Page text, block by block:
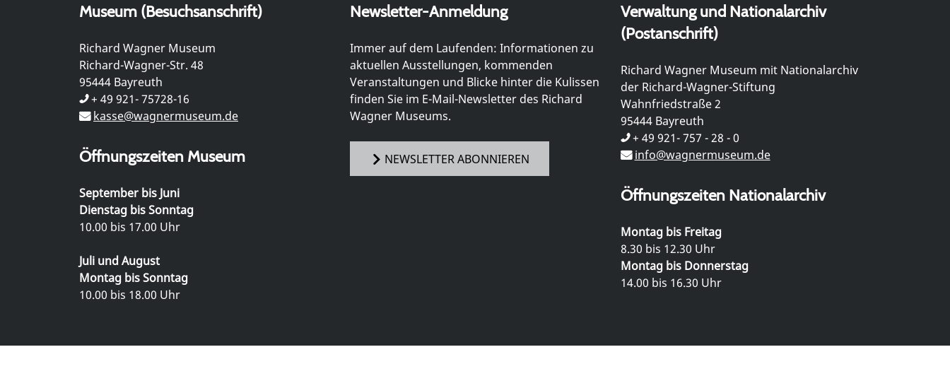
Museum (Besuchsanschrift)
Richard Wagner Museum
Richard-Wagner-Str. 48
95444 Bayreuth
+ 49 921- 75728-16
kasse@wagnermuseum.de
Öffnungszeiten Museum
September bis Juni
Dienstag bis Sonntag
10.00 bis 17.00 Uhr
Juli und August
Montag bis Sonntag
10.00 bis 18.00 Uhr
Newsletter-Anmeldung
Immer auf dem Laufenden: Informationen zu
aktuellen Ausstellungen, kommenden
Veranstaltungen und Blicke hinter die Kulissen
finden Sie im E-Mail-Newsletter des Richard
Wagner Museums.
NEWSLETTER ABONNIEREN
Verwaltung und Nationalarchiv
(Postanschrift)
Richard Wagner Museum mit Nationalarchiv
der Richard-Wagner-Stiftung
Wahnfriedstraße 2
95444 Bayreuth
+ 49 921- 757 - 28 - 0
info@wagnermuseum.de
Öffnungszeiten Nationalarchiv
Montag bis Freitag
8.30 bis 12.30 Uhr
Montag bis Donnerstag
14.00 bis 16.30 Uhr